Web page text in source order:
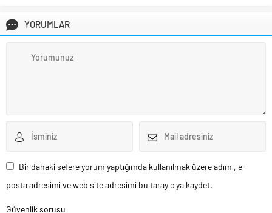
YORUMLAR
Bir dahaki sefere yorum yaptığımda kullanılmak üzere adımı, e-
posta adresimi ve web site adresimi bu tarayıcıya kaydet.
Güvenlik sorusu